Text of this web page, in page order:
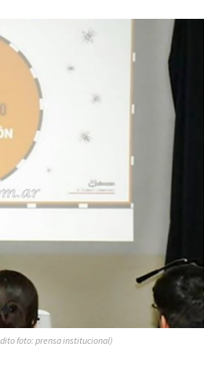
foto: prensa institucional)